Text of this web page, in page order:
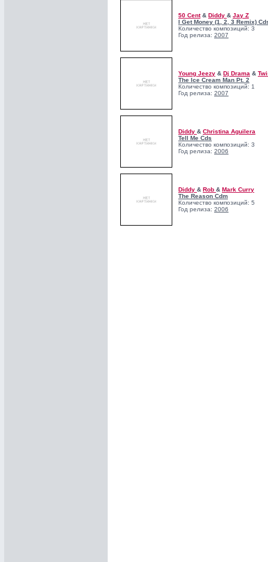
50 Cent& Diddy & Jay Z
I Get Money (1, 2, 3 Remix)
Количество композиций: 3
Год релиза: 2007
Young Jeezy & Dj Drama &
The Ice Cream Man Pt. 2
Количество композиций: 1
Год релиза: 2007
Diddy & Christina Aguilera
Tell Me Cds
Количество композиций: 3
Год релиза: 2006
Diddy & Rob & Mark Curry
The Reason Cdm
Количество композиций: 5
Год релиза: 2006